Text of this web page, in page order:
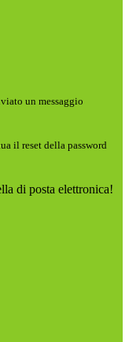
un messaggio
il reset della password
di posta elettronica!